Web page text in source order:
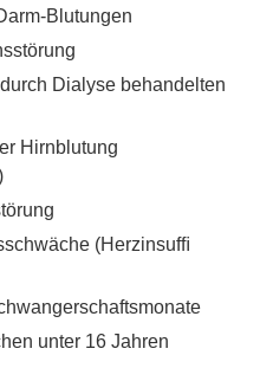
Blutungen
Dialyse behandelten
Hirnblutung
(Herzinsufﬁ
unter 16 Jahren